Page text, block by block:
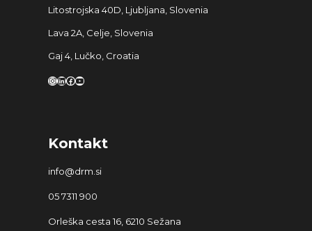
Litostrojska 40D, Ljubljana, Slovenia
Lava 2A, Celje, Slovenia
Gaj 4, Lučko, Croatia
Instagram
LinkedIn
Facebook
YouTube
Kontakt
info@drm.si
05 7311 900
Orleška cesta 16, 6210 Sežana